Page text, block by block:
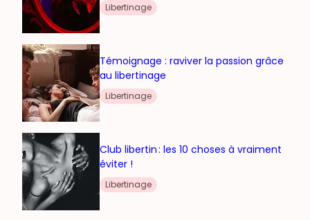
Libertinage
Témoignage : raviver la passion grâce
au libertinage
Libertinage
Club libertin : les 10 choses à vraiment
éviter !
Libertinage